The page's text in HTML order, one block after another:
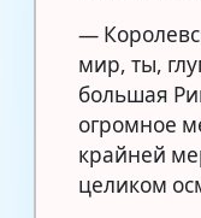
—
мир, ты,
большая
огромное
крайней
целиком